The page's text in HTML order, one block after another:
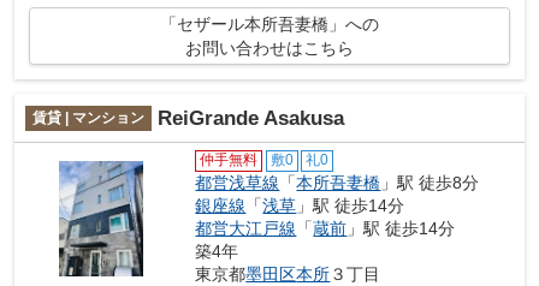
「セザール本所吾妻橋」への
お問い合わせはこちら
賃貸 | マンション ReiGrande Asakusa
仲手無料 敷0 礼0
都営浅草線 「本所吾妻橋 」駅 徒歩8分
銀座線 「浅草 」駅 徒歩14分
都営大江戸線 「蔵前 」駅 徒歩14分
築4年
東京都墨田区本所３丁目